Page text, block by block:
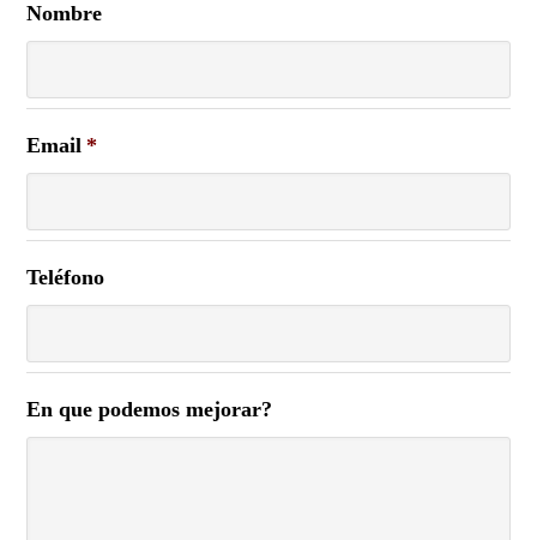
Nombre
Email *
Teléfono
En que podemos mejorar?